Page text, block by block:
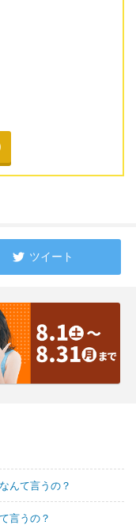
ツイート
んて言うの？
言うの？